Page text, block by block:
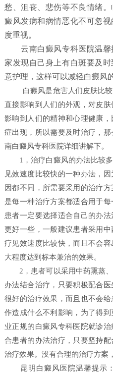
愁、沮丧、悲伤等不良情绪
癜风发病和病情恶化不可忽
度重视。
云南白癜风专科医院温馨
家发现自己身上有白斑要及
意护理，这样可以减轻白癜风
白癜风是危害人们皮肤比
直接影响到人们的外观，对皮
影响到人们的精神和心理健康
症出现，所以需要及时治疗，
南白癜风专科医院详细讲解下。
1，治疗白癜风的办法比较多
见效速度比较快的一种办法，
因都不同，所需要采用的治疗
是每一种治疗方案都适合用于
患者一定要选择适合自己的办
更好一些，一般建议患者采用
疗见效速度比较快，而且不会
大程度达到标本兼治的效果。
2，患者可以采用中药熏蒸、
办法结合治疗，只要积极配合
很好的治疗效果，而且也不会
作造成什么不利影响，为了得
业正规的白癜风专科医院就诊
合患者的办法治疗，只要坚持
治疗效果。没有合理的治疗方案
昆明白癜风医院温馨提示